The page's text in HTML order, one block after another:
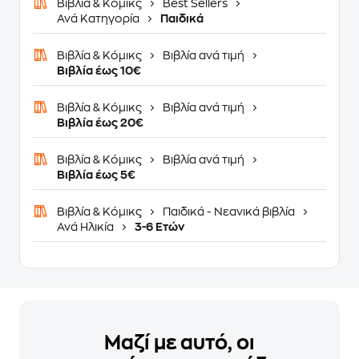
Βιβλία & Κόμικς
Best Sellers
Ανά Κατηγορία
Παιδικά
Βιβλία & Κόμικς
Βιβλία ανά τιμή
Βιβλία έως 10€
Βιβλία & Κόμικς
Βιβλία ανά τιμή
Βιβλία έως 20€
Βιβλία & Κόμικς
Βιβλία ανά τιμή
Βιβλία έως 5€
Βιβλία & Κόμικς
Παιδικά - Νεανικά βιβλία
Ανά Ηλικία
3-6 Ετών
Μαζί με αυτό, οι